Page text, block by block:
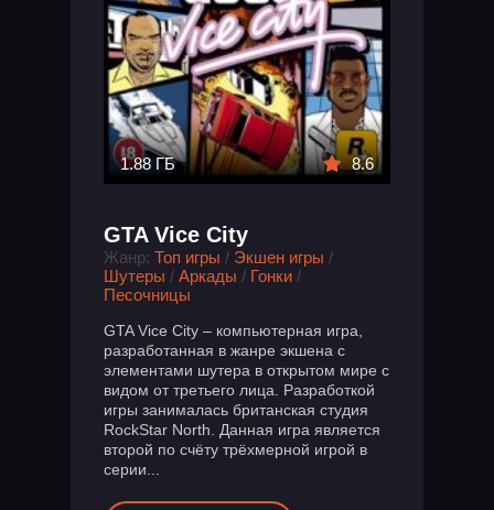
1.88 ГБ 8.6
GTA Vice City
Жанр: Топ игры / Экшен игры /
Шутеры / Аркады / Гонки /
Песочницы
GTA Vice City – компьютерная игра,
разработанная в жанре экшена с
элементами шутера в открытом мире с
видом от третьего лица. Разработкой
игры занималась британская студия
RockStar North. Данная игра является
второй по счёту трёхмерной игрой в
серии...